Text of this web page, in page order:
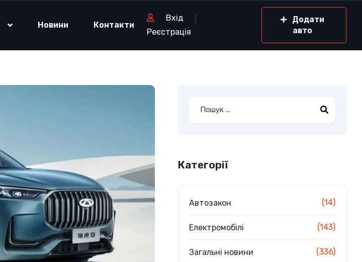
Новини Контакти
Вхід
Реєстрація
Додати
авто
Категорії
Автозакон (14)
Електромобілі (143)
Загальні новини (336)